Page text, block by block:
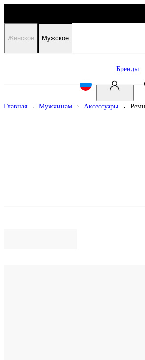
Женское Мужское
Бренды
Главная Мужчинам Аксессуары